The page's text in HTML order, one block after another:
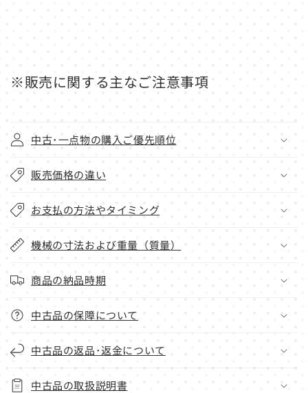
※販売に関する主なご注意事項
中古･一点物の購入ご優先順位
販売価格の違い
お支払の方法やタイミング
機械の寸法および重量（質量）
商品の納品時期
中古品の保障について
中古品の返品･返金について
中古品の取扱説明書